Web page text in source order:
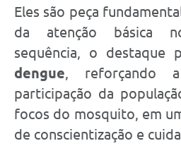
Eles são peça
da atenção básica
sequência, o destaque
dengue , reforçando
participação da
focos do mosquito, em
de conscientização e